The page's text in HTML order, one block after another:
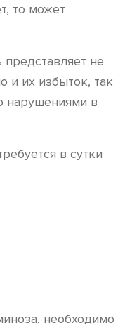
то может
не
и их избыток, так
нарушениями в
в сутки
необходимо